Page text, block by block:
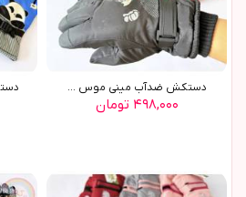
دستکش ضدآب ميني موس ...
۴۹۸,۰۰۰ تومان